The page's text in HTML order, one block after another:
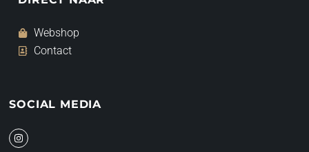
Webshop
Contact
SOCIAL MEDIA
I
n